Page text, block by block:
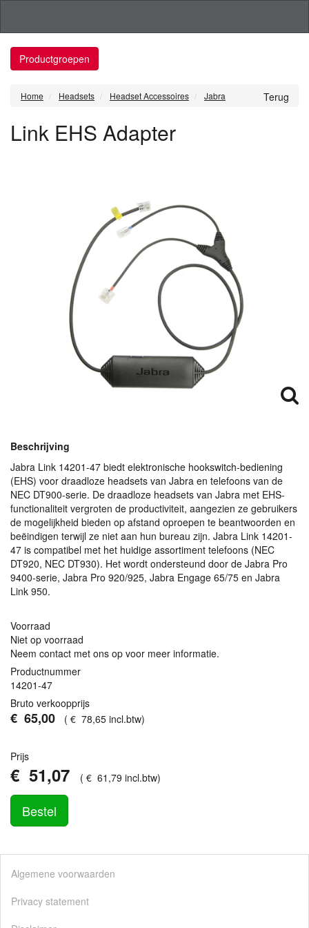
Productgroepen
Terug
Home Headsets Headset Accessoires Jabra
Link EHS Adapter
Beschrijving
Jabra Link 14201-47 biedt elektronische hookswitch-bediening
(EHS) voor draadloze headsets van Jabra en telefoons van de
NEC DT900-serie. De draadloze headsets van Jabra met EHS-
functionaliteit vergroten de productiviteit, aangezien ze gebruikers
de mogelijkheid bieden op afstand oproepen te beantwoorden en
beëindigen terwijl ze niet aan hun bureau zijn. Jabra Link 14201-
47 is compatibel met het huidige assortiment telefoons (NEC
DT920, NEC DT930). Het wordt ondersteund door de Jabra Pro
9400-serie, Jabra Pro 920/925, Jabra Engage 65/75 en Jabra
Link 950.
Voorraad
Niet op voorraad
Neem contact met ons op voor meer informatie.
Productnummer
14201-47
Bruto verkoopprijs
€ 65,00 ( € 78,65 incl.btw)
Prijs
€ 51,07 ( € 61 ,79 incl.btw)
Bestel
Algemene voorwaarden
Privacy statement